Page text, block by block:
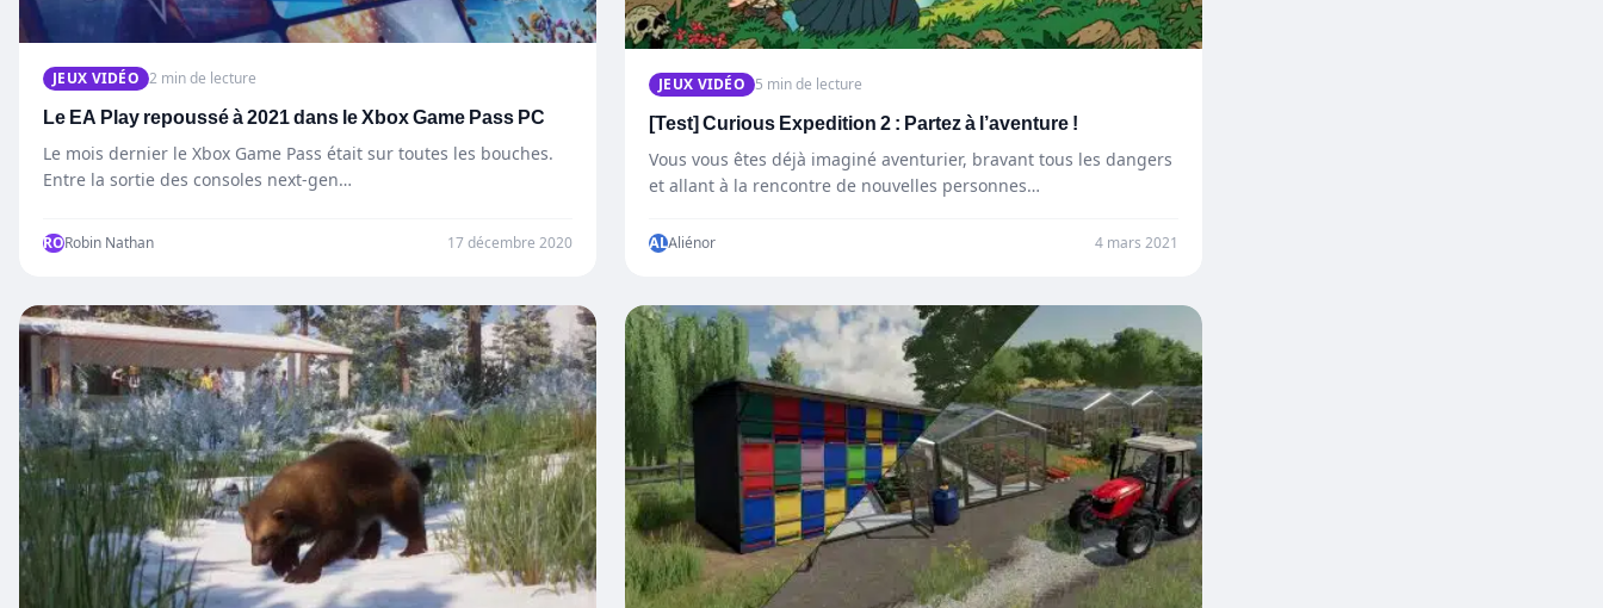
JEUX VIDÉO 2 min de lecture
Le EA Play repoussé à 2021 dans le Xbox Game Pass PC
Le mois dernier le Xbox Game Pass était sur toutes les bouches.
Entre la sortie des consoles next-gen…
RORobin Nathan 17 décembre 2020
JEUX VIDÉO 5 min de lecture
[Test] Curious Expedition 2 : Partez à l’aventure !
Vous vous êtes déjà imaginé aventurier, bravant tous les dangers
et allant à la rencontre de nouvelles personnes…
ALAliénor 4 mars 2021